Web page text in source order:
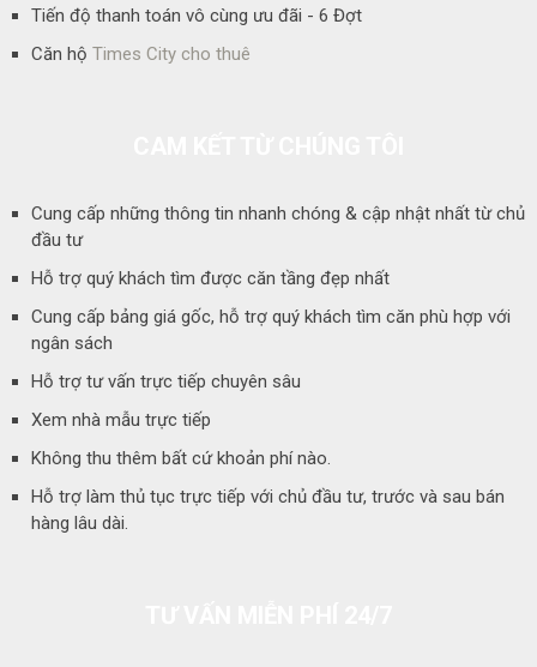
Tiến độ thanh toán vô cùng ưu đãi - 6 Đợt
Căn hộ Times City cho thuê
Cung cấp những thông tin nhanh chóng & cập nhật nhất từ chủ
đầu tư
Hỗ trợ quý khách tìm được căn tầng đẹp nhất
Cung cấp bảng giá gốc, hỗ trợ quý khách tìm căn phù hợp với
ngân sách
Hỗ trợ tư vấn trực tiếp chuyên sâu
Xem nhà mẫu trực tiếp
Không thu thêm bất cứ khoản phí nào.
Hỗ trợ làm thủ tục trực tiếp với chủ đầu tư, trước và sau bán
hàng lâu dài.